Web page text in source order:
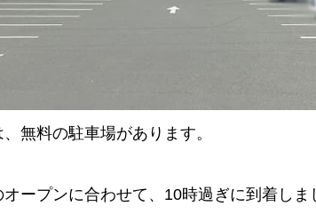
無料の駐車場があります。
ープンに合わせて、10時過ぎに到着しま